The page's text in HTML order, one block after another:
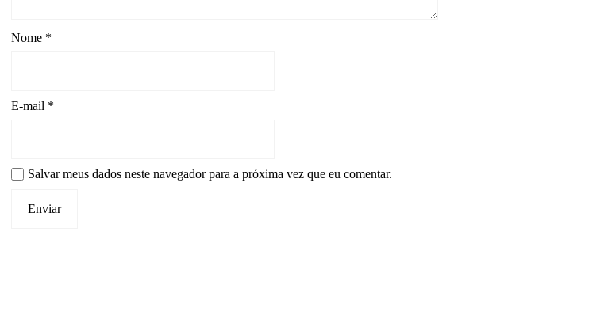
Nome *
E-mail *
Salvar meus dados neste navegador para a próxima vez que eu comentar.